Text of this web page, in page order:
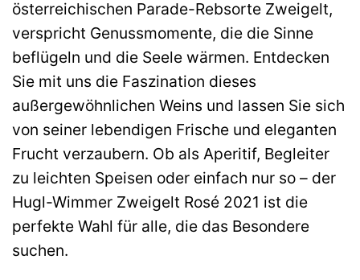
österreichischen Parade-Rebsorte Zweigelt,
verspricht Genussmomente, die die Sinne
beflügeln und die Seele wärmen. Entdecken
Sie mit uns die Faszination dieses
außergewöhnlichen Weins und lassen Sie sich
von seiner lebendigen Frische und eleganten
Frucht verzaubern. Ob als Aperitif, Begleiter
zu leichten Speisen oder einfach nur so – der
Hugl-Wimmer Zweigelt Rosé 2021 ist die
perfekte Wahl für alle, die das Besondere
suchen.